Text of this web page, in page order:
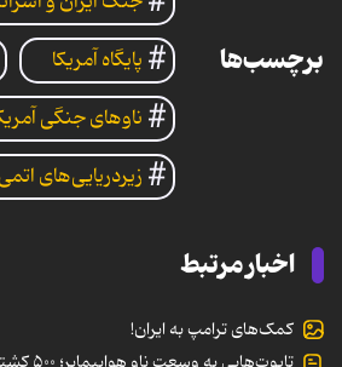
برچسب‌ها
پایگاه آمریکا
ناوهای جنگی
زیردریایی‌های اتمی
اخبار مرتبط
کمک‌های ترامپ به ایران!